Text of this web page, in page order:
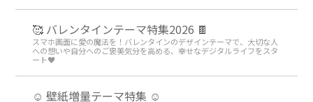
🥰 バレンタインテーマ特集2026 🍫
スマホ画面に愛の魔法を！バレンタインのデザインテーマで、大切な人
への想いや自分へのご褒美気分を高める、幸せなデジタルライフをスタ
ート♥️
☺️ 壁紙増量テーマ特集 ☺️